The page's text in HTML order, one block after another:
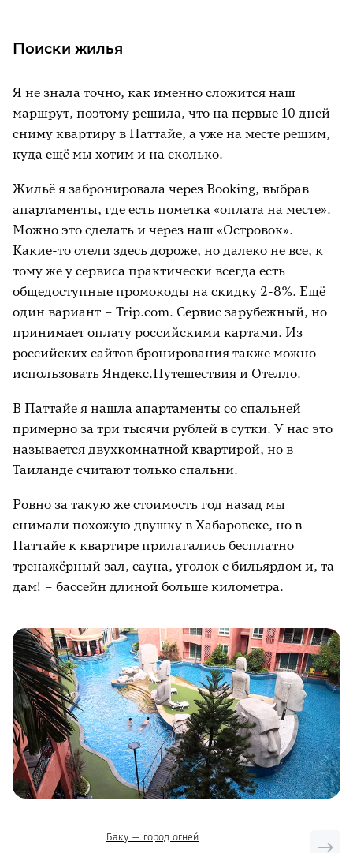
Поиски жилья
Я не знала точно, как именно сложится наш
маршрут, поэтому решила, что на первые 10 дней
сниму квартиру в Паттайе, а уже на месте решим,
куда ещё мы хотим и на сколько.
Жильё я забронировала через Booking, выбрав
апартаменты, где есть пометка «оплата на месте».
Можно это сделать и через наш «Островок».
Какие-то отели здесь дороже, но далеко не все, к
тому же у сервиса практически всегда есть
общедоступные промокоды на скидку 2-8%. Ещё
один вариант – Trip.com. Сервис зарубежный, но
принимает оплату российскими картами. Из
российских сайтов бронирования также можно
использовать Яндекс.Путешествия и Отелло.
В Паттайе я нашла апартаменты со спальней
примерно за три тысячи рублей в сутки. У нас это
называется двухкомнатной квартирой, но в
Таиланде считают только спальни.
Ровно за такую же стоимость год назад мы
снимали похожую двушку в Хабаровске, но в
Паттайе к квартире прилагались бесплатно
тренажёрный зал, сауна, уголок с бильярдом и, та-
дам! – бассейн длиной больше километра.
Баку — город огней